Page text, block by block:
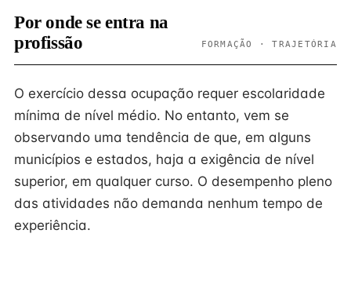
Por onde se entra na
profissão
FORMAÇÃO · TRAJETÓRIA
O exercício dessa ocupação requer escolaridade
mínima de nível médio. No entanto, vem se
observando uma tendência de que, em alguns
municípios e estados, haja a exigência de nível
superior, em qualquer curso. O desempenho pleno
das atividades não demanda nenhum tempo de
experiência.